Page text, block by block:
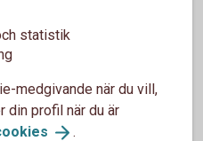
betalningsordrar samt
och/eller transaktioner
statistik
medgivande när du vill,
din profil när du är
.